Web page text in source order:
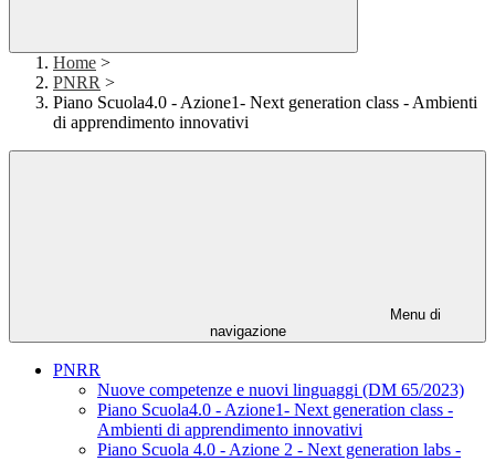
Home >
PNRR >
Piano Scuola4.0 - Azione1- Next generation class - Ambienti
di apprendimento innovativi
Menu di
navigazione
PNRR
Nuove competenze e nuovi linguaggi (DM 65/2023)
Piano Scuola4.0 - Azione1- Next generation class -
Ambienti di apprendimento innovativi
Piano Scuola 4.0 - Azione 2 - Next generation labs -